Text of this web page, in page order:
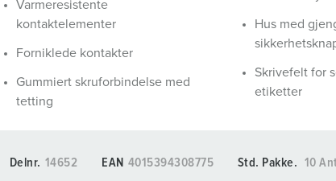
Varmeresistente
kontaktelementer
Forniklede kontakter
Gummiert skruforbindelse med
tetting
Hus med
Skrivefelt for
etiketter
Delnr. 14652 EAN 4015394308775 Std. Pakke. 10